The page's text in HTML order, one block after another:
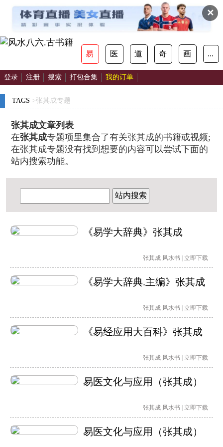
✕
易 医 道 奇 画 ...
登录 注册 搜索 打包合集 我的订单
TAGS >张其成专题
张其成文章列表
在张其成专题项里集合了有关张其成的书籍或视频;
在张其成专题没有找到想要的内容可以尝试下面的
站内搜索功能。
站内搜索
《易学大辞典》张其成
张其成 风水书 立即下载
《易学大辞典.主编》张其成
张其成 风水书 立即下载
《易经应用大百科》张其成
张其成 风水书 立即下载
易医文化与应用（张其成）
张其成 风水书 立即下载
易医文化与应用（张其成）